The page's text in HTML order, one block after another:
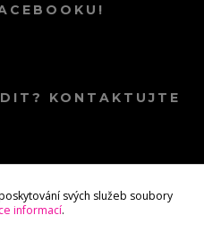
KONTAKTUJTE
svých služeb soubory
informací.